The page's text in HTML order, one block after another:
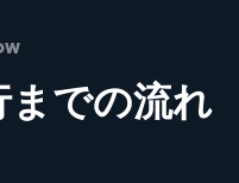
までの流れ